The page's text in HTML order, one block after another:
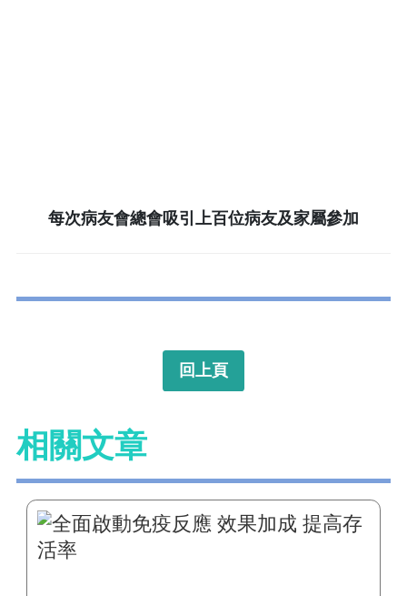
每次病友會總會吸引上百位病友及家屬參加
回上頁
相關文章